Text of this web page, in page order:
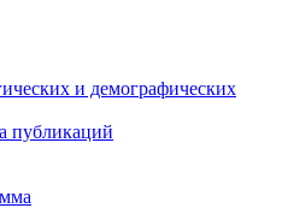
и демографических
публикаций